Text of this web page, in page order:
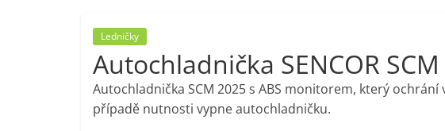
porovnání,
pračky,
Ledničky
Autochladnička SENCOR
Autochladnička SCM 2025 s ABS monitorem, který
případě nutnosti vypne autochladničku.